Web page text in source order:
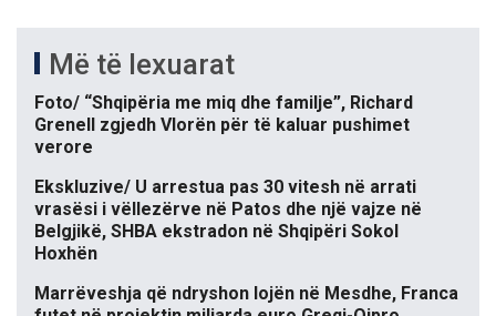
Më të lexuarat
Foto/ “Shqipëria me miq dhe familje”, Richard
Grenell zgjedh Vlorën për të kaluar pushimet
verore
Ekskluzive/ U arrestua pas 30 vitesh në arrati
vrasësi i vëllezërve në Patos dhe një vajze në
Belgjikë, SHBA ekstradon në Shqipëri Sokol
Hoxhën
Marrëveshja që ndryshon lojën në Mesdhe, Franca